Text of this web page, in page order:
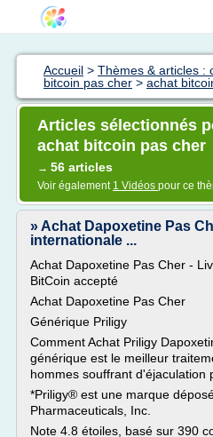
Accueil > Thèmes & articles :
bitcoin pas cher > achat
Articles sélectionnés
achat bitcoin pas cher
→ 56 articles
Voir également 1 Vidéos pour ce
» Achat Dapoxetine Pas
internationale ...
Achat Dapoxetine Pas Cher -
BitCoin accepté
Achat Dapoxetine Pas Cher
Générique Priligy
Comment Achat Priligy
générique est le meilleur
hommes souffrant d'éjaculation
*Priligy® est une marque
Pharmaceuticals, Inc.
Note 4.8 étoiles, basé sur 390